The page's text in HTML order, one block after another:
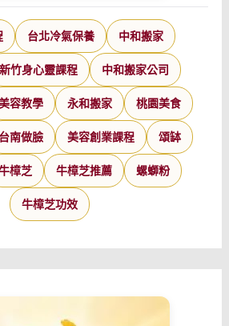
台北冷氣保養 中和搬家
新竹身心靈課程 中和搬家公司
容教學 永和搬家 桃園美食
台南做臉 美容創業課程 頌缽
樟芝 牛樟芝推薦 螺螄粉
牛樟芝功效